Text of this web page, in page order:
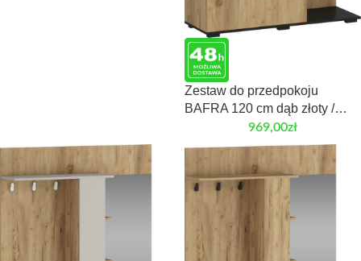
Zestaw do przedpokoju
BAFRA 120 cm dąb złoty /
czarny do przedpokoju
969,00zł